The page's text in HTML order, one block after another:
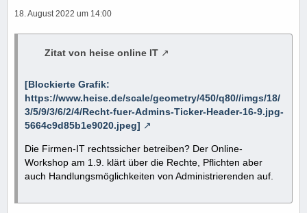
18. August 2022 um 14:00
Zitat von heise online IT
[Blockierte Grafik:
https://www.heise.de/scale/geometry/450/q80//imgs/18/
3/5/9/3/6/2/4/Recht-fuer-Admins-Ticker-Header-16-9.jpg-
5664c9d85b1e9020.jpeg]
Die Firmen-IT rechtssicher betreiben? Der Online-
Workshop am 1.9. klärt über die Rechte, Pflichten aber
auch Handlungsmöglichkeiten von Administrierenden auf.